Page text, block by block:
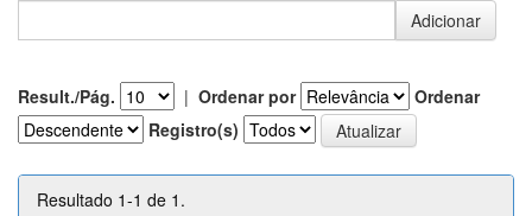
Result./Pág. | Ordenar por
Ordenar
Registro(s)
Resultado 1-1 de 1.